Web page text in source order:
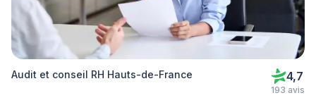
Audit et conseil RH Hauts-de-France 4,7
193 avis